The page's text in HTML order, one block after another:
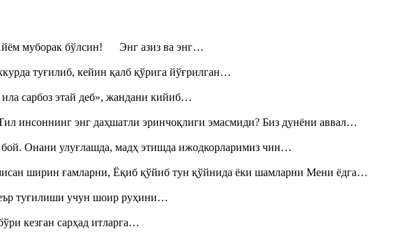
муборак бўлсин! Энг азиз ва энг…
туғилиб, кейин қалб қўрига йўғрилган…
сарбоз этай деб», жандани кийиб…
инсоннинг энг даҳшатли эринчоқлиги эмасмиди? Биз дунёни аввал…
бой. Онани улуғлашда, мадҳ этишда ижодкорларимиз чин…
ширин ғамларни, Ёқиб қўйиб тун қўйнида ёки шамларни Мени ёдга…
туғилиши учун шоир руҳини…
кезган сарҳад итларга…